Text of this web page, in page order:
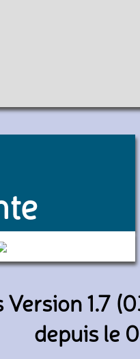
1.7
depuis le